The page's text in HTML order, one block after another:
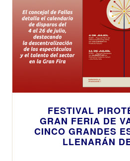
FESTIVAL
GRAN FERIA DE
CINCO GRANDES
LLENARÁN